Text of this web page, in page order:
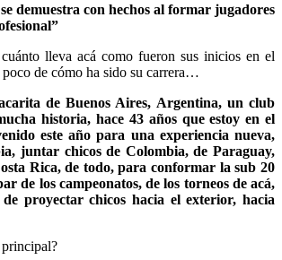
demuestra con hechos al formar jugadores
lleva acá como fueron sus inicios en el
de cómo ha sido su carrera…
de Buenos Aires, Argentina, un club
historia, hace 43 años que estoy en el
este año para una experiencia nueva,
juntar chicos de Colombia, de Paraguay,
Rica, de todo, para conformar la sub 20
de los campeonatos, de los torneos de acá,
proyectar chicos hacia el exterior, hacia